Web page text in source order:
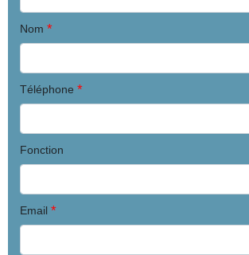
Nom *
Téléphone *
Fonction
Email *